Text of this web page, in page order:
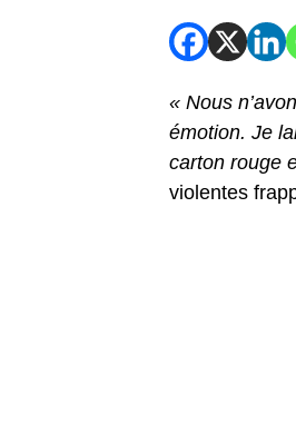
« Nous
émotion. Je
carton rouge
violentes